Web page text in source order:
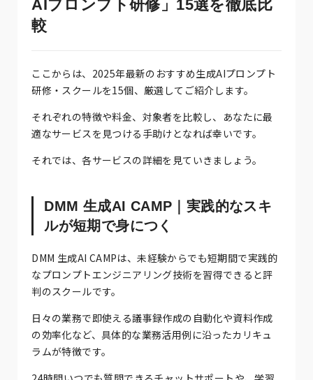
AIプロンプト研修」15選を徹底比
較
ここからは、2025年最新のおすすめ生成AIプロンプト
研修・スクールを15個、厳選してご紹介します。
それぞれの特徴や料金、対象者を比較し、あなたに最
適なサービスを見つける手助けとなれば幸いです。
それでは、各サービスの詳細を見ていきましょう。
DMM 生成AI CAMP｜実践的なスキ
ルが短期で身につく
DMM 生成AI CAMPは、未経験からでも短期間で実践的
なプロンプトエンジニアリング技術を習得できると評
判のスクールです。
日々の業務で即使える議事録作成の自動化や資料作成
の効率化など、具体的な業務活用例に沿ったカリキュ
ラムが特徴です。